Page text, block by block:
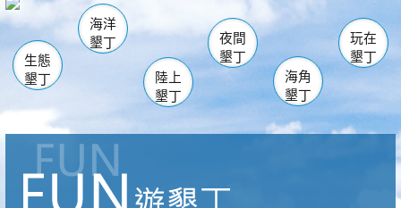
南仁湖
海生館
恆春 佳樂水
龍鑾潭自然中心 森林遊樂區
瓊麻館
關山 墾管處遊客中心
社頂公園 風吹沙
船帆石
白砂 龍磐公園
香蕉灣
砂島
鵝鑾鼻
生態
墾丁
海洋
墾丁
陸上
墾丁
夜間
墾丁
海角
墾丁
玩在
墾丁